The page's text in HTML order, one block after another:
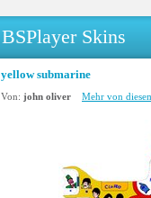
BSPlayer Skins
yellow submarine
Von: john oliver Mehr von